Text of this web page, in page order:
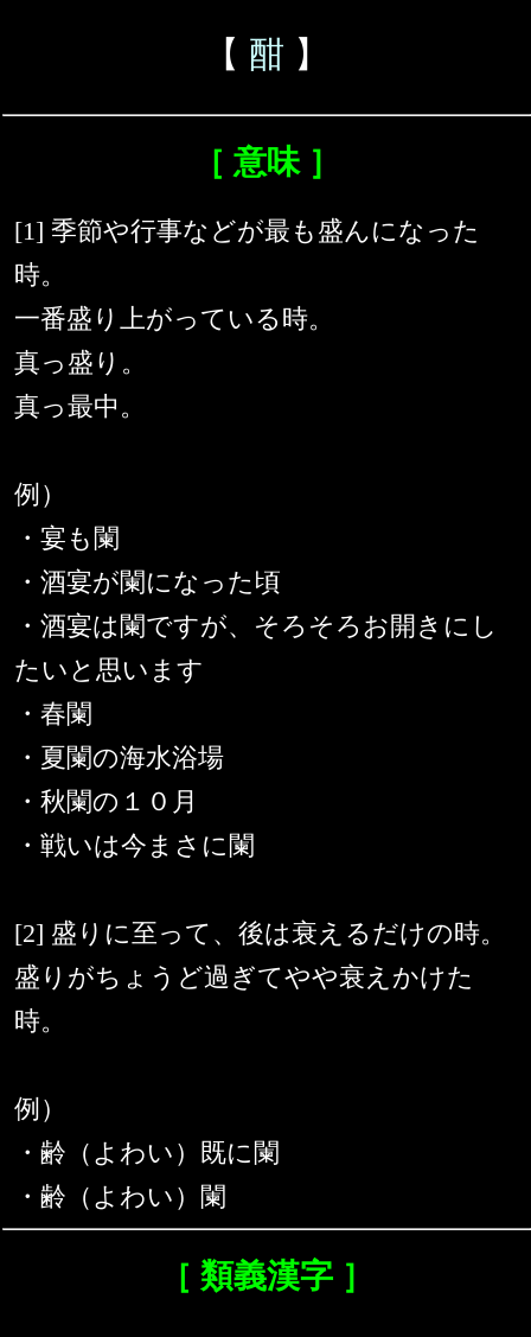
【 酣 】
［ 意味 ］
[1] 季節や行事などが最も盛んになった
時。
一番盛り上がっている時。
真っ盛り。
真っ最中。
例）
・宴も闌
・酒宴が闌になった頃
・酒宴は闌ですが、そろそろお開きにし
たいと思います
・春闌
・夏闌の海水浴場
・秋闌の１０月
・戦いは今まさに闌
[2] 盛りに至って、後は衰えるだけの時。
盛りがちょうど過ぎてやや衰えかけた
時。
例）
・齢（よわい）既に闌
・齢（よわい）闌
［ 類義漢字 ］